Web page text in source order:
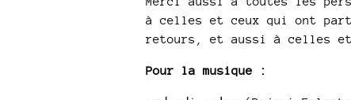
à celles et ceux qui ont
retours, et aussi à celles
Pour la musique :